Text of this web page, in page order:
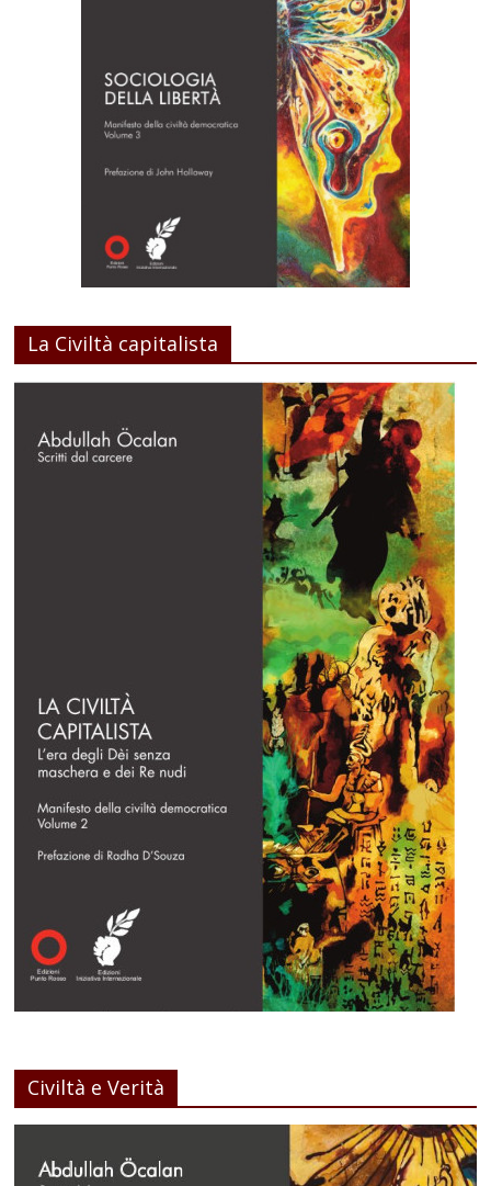
La Civiltà capitalista
Civiltà e Verità